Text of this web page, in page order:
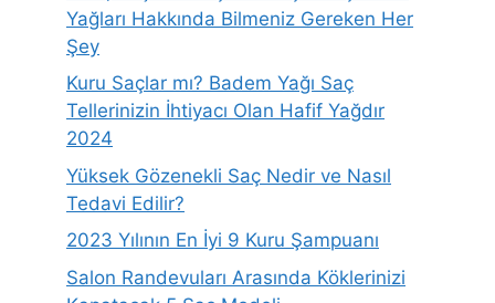
Yağları Hakkında Bilmeniz Gereken Her
Şey
Kuru Saçlar mı? Badem Yağı Saç
Tellerinizin İhtiyacı Olan Hafif Yağdır
2024
Yüksek Gözenekli Saç Nedir ve Nasıl
Tedavi Edilir?
2023 Yılının En İyi 9 Kuru Şampuanı
Salon Randevuları Arasında Köklerinizi